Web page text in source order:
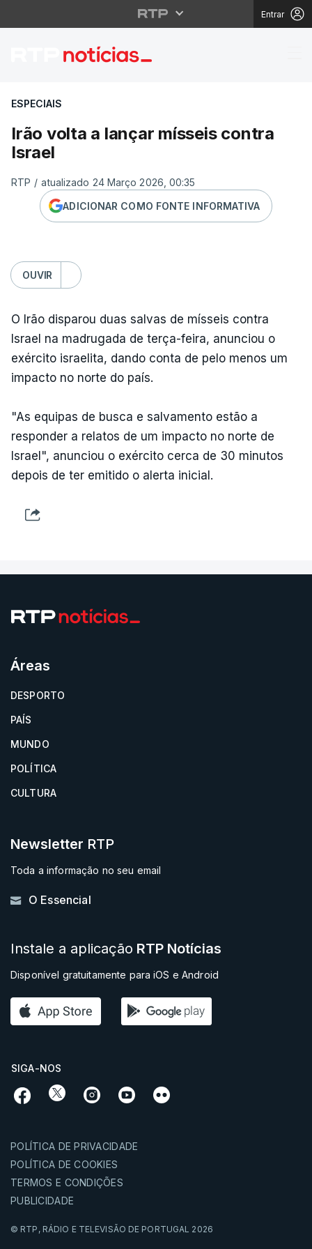
Entrar
Irão volta a lançar
ESPECIAIS
Irão volta a lançar mísseis contra
Israel
RTP / atualizado 24 Março 2026, 00:35
ADICIONAR COMO FONTE INFORMATIVA
OUVIR
O Irão disparou duas salvas de mísseis contra
Israel na madrugada de terça-feira, anunciou o
exército israelita, dando conta de pelo menos um
impacto no norte do país.
"As equipas de busca e salvamento estão a
responder a relatos de um impacto no norte de
Israel", anunciou o exército cerca de 30 minutos
depois de ter emitido o alerta inicial.
Áreas
DESPORTO
PAÍS
MUNDO
POLÍTICA
CULTURA
Newsletter RTP
Toda a informação no seu email
O Essencial
Instale a aplicação RTP Notícias
Disponível gratuitamente para iOS e Android
SIGA-NOS
POLÍTICA DE PRIVACIDADE
POLÍTICA DE COOKIES
TERMOS E CONDIÇÕES
PUBLICIDADE
© RTP, RÁDIO E TELEVISÃO DE PORTUGAL 2026